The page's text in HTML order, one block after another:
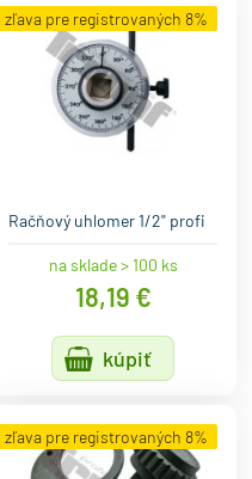
zľava pre registrovaných 8%
Račňový uhlomer 1/2" profi
na sklade > 100 ks
18,19 €
kúpiť
zľava pre registrovaných 8%